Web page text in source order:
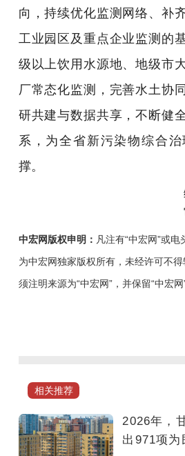
向，持续优化监测网络、补
工业园区及重点企业监测的
级以上饮用水源地、地级市
厂常态化监测，完善水土协
研共建与数据共享，不断健
系，为全省新污染物综合
撑。
中宏网版权申明： 凡注有“中宏网”或电
为中宏网独家版权所有，未经许可不
须注明来源为“中宏网”，并保留“中宏网
格
标
国
家“十
相关推荐
2026年，
出971项为